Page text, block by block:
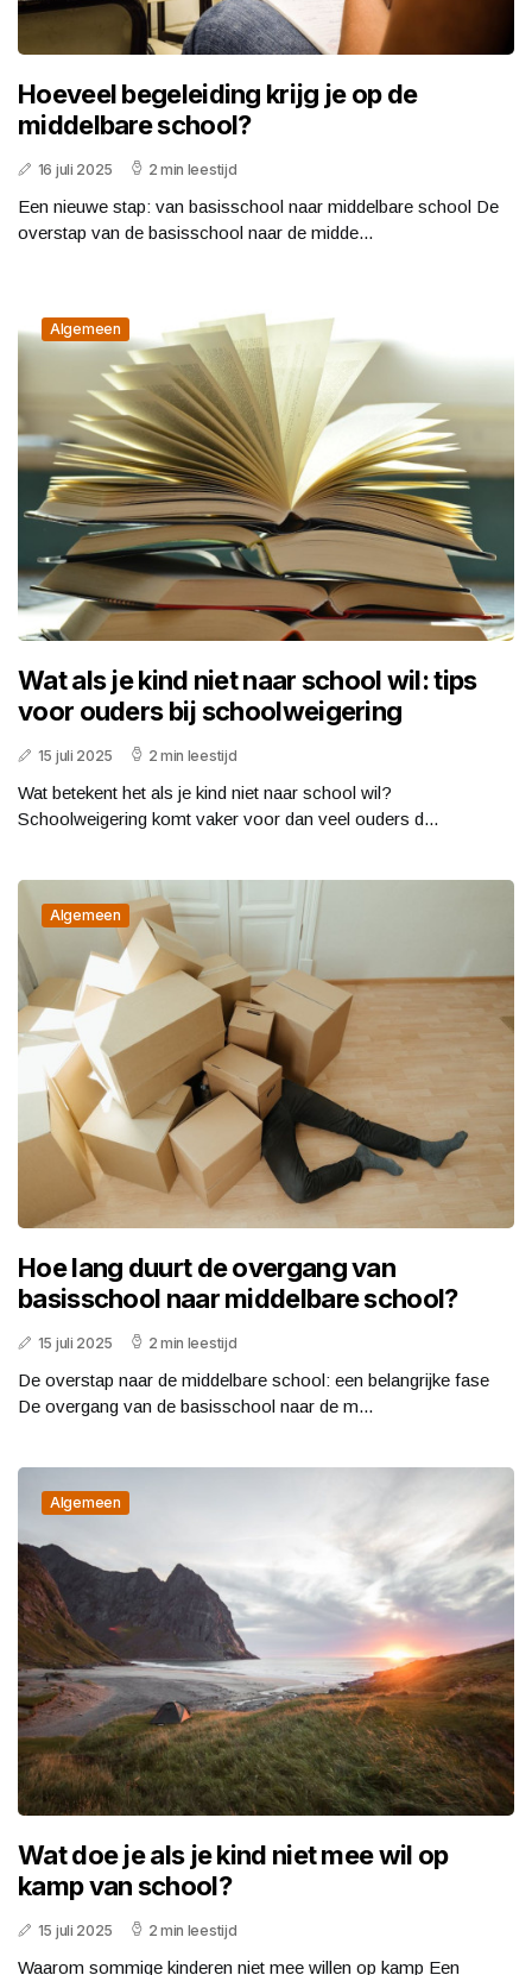
Hoeveel begeleiding krijg je op de
middelbare school?
16 juli 2025 2 min leestijd
Een nieuwe stap: van basisschool naar middelbare school De
overstap van de basisschool naar de midde...
Algemeen
Wat als je kind niet naar school wil: tips
voor ouders bij schoolweigering
15 juli 2025 2 min leestijd
Wat betekent het als je kind niet naar school wil?
Schoolweigering komt vaker voor dan veel ouders d...
Algemeen
Hoe lang duurt de overgang van
basisschool naar middelbare school?
15 juli 2025 2 min leestijd
De overstap naar de middelbare school: een belangrijke fase
De overgang van de basisschool naar de m...
Algemeen
Wat doe je als je kind niet mee wil op
kamp van school?
15 juli 2025 2 min leestijd
Waarom sommige kinderen niet mee willen op kamp Een